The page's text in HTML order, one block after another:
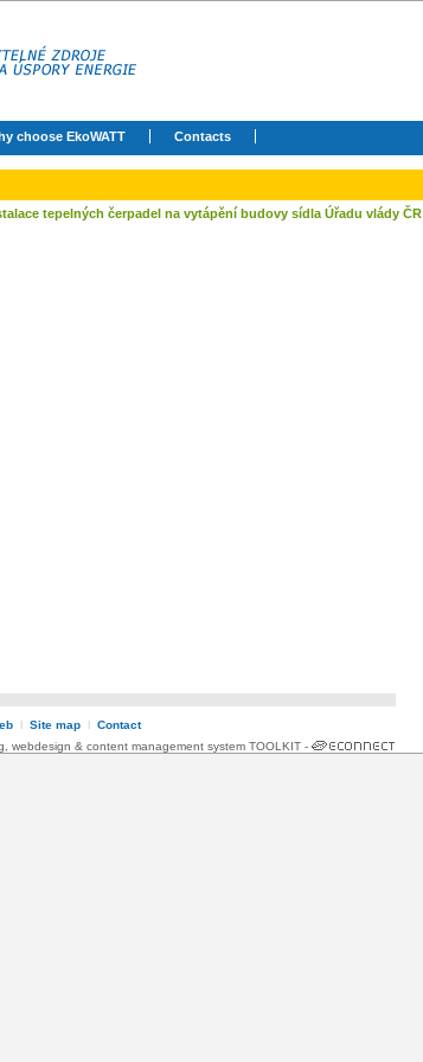
choose EkoWATT Contacts
tepelných čerpadel na vytápění budovy sídla Úřadu vlády ČR
l Site map l Contact
, webdesign & content management system TOOLKIT -